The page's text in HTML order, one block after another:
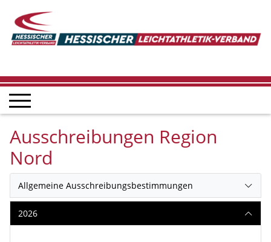
Ausschreibungen Region
Nord
Allgemeine Ausschreibungsbestimmungen
2026